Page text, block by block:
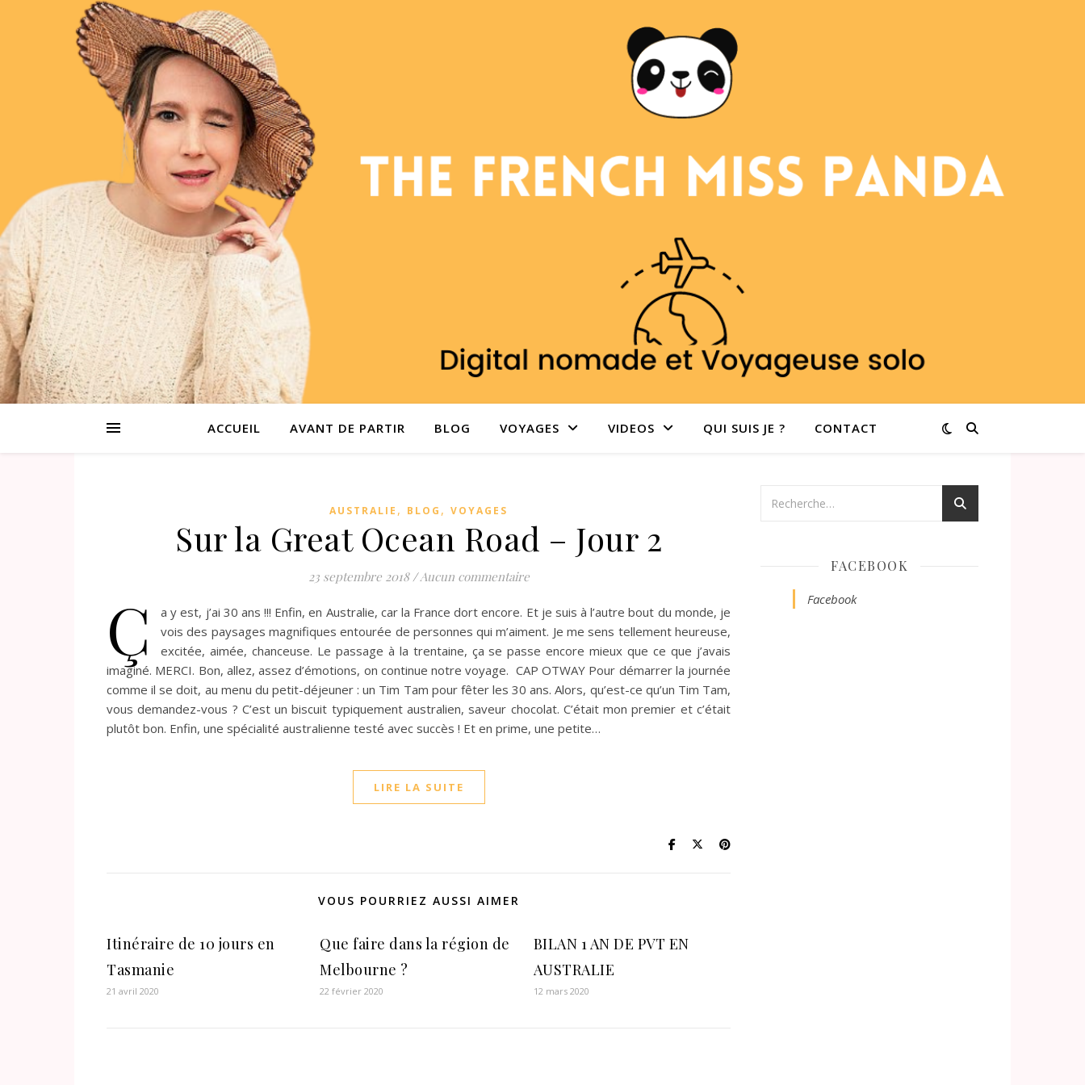
ACCUEIL AVANT DE PARTIR BLOG VOYAGES VIDEOS QUI SUIS JE ? CONTACT
AUSTRALIE , BLOG , VOYAGES
Sur la Great Ocean Road – Jour 2
23 septembre 2018 /Aucun commentaire
Ç
a y est, j’ai 30 ans !!! Enfin, en Australie, car la France dort encore. Et je suis à l’autre bout du monde, je
vois des paysages magnifiques entourée de personnes qui m’aiment. Je me sens tellement heureuse,
excitée, aimée, chanceuse. Le passage à la trentaine, ça se passe encore mieux que ce que j’avais
imaginé. MERCI. Bon, allez, assez d’émotions, on continue notre voyage. CAP OTWAY Pour démarrer la journée
comme il se doit, au menu du petit-déjeuner : un Tim Tam pour fêter les 30 ans. Alors, qu’est-ce qu’un Tim Tam,
vous demandez-vous ? C’est un biscuit typiquement australien, saveur chocolat. C’était mon premier et c’était
plutôt bon. Enfin, une spécialité australienne testé avec succès ! Et en prime, une petite…
LIRE LA SUITE
VOUS POURRIEZ AUSSI AIMER
Itinéraire de 10 jours en
Tasmanie
21 avril 2020
Que faire dans la région de
Melbourne ?
22 février 2020
BILAN 1 AN DE PVT EN
AUSTRALIE
12 mars 2020
FACEBOOK
Facebook